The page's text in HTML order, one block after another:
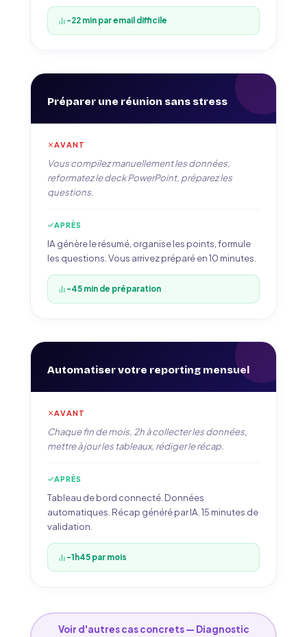
-22 min par email difficile
Préparer une réunion sans stress
AVANT
Vous compilez manuellement les données,
reformatez le deck PowerPoint, préparez les
questions.
APRÈS
IA génère le résumé, organise les points, formule
les questions. Vous arrivez préparé en 10 minutes.
-45 min de préparation
Automatiser votre reporting mensuel
AVANT
Chaque fin de mois, 2h à collecter les données,
mettre à jour les tableaux, rédiger le récap.
APRÈS
Tableau de bord connecté. Données
automatiques. Récap généré par IA. 15 minutes de
validation.
-1h45 par mois
Voir d'autres cas concrets — Diagnostic